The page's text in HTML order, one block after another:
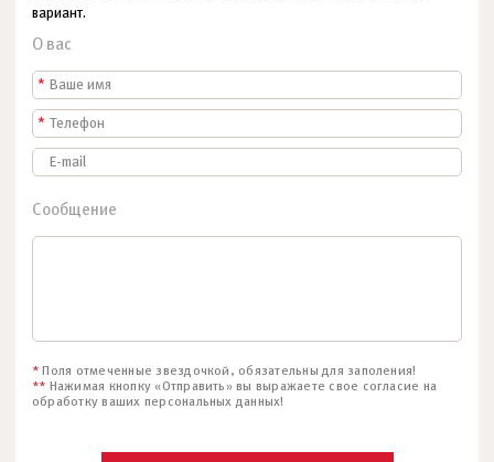
вариант.
О вас
*
*
Сообщение
* Поля отмеченные звездочкой, обязательны для заполения!
** Нажимая кнопку «Отправить» вы выражаете свое согласие на
обработку ваших персональных данных!